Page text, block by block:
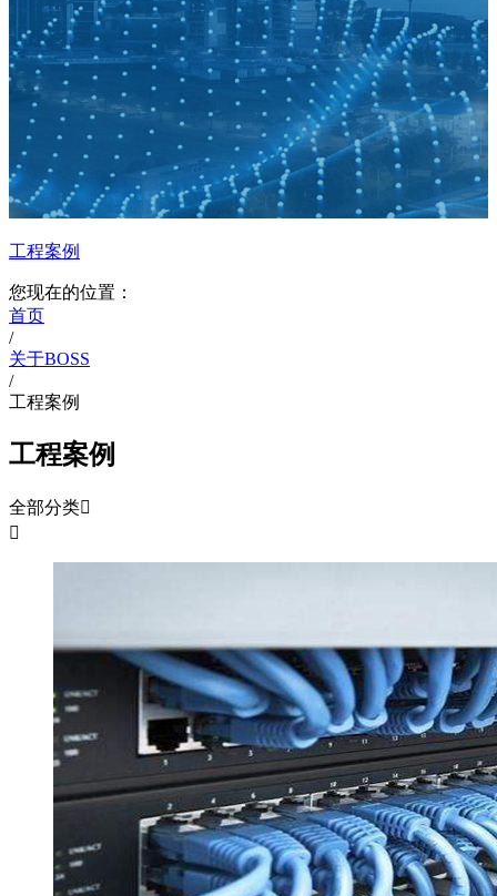
工程案例
您现在的位置：
首页
/
关于BOSS
/
工程案例
工程案例
全部分类
